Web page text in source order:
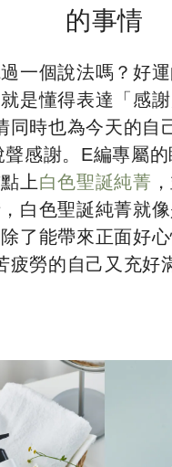
的事情
一個說法嗎？好
是懂得表達「感
同時也為今天的自
感謝。E編專屬的
上白色聖誕純菁
白色聖誕純菁就
了能帶來正面好
疲勞的自己又充好